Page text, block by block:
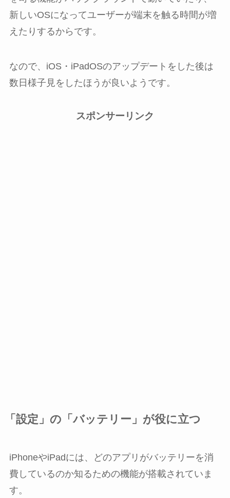
新しいOSになってユーザーが端末を触る時間が増
えたりするからです。
なので、iOS・iPadOSのアップデートをした後は
数日様子見をしたほうが良いようです。
スポンサーリンク
「設定」の「バッテリー」が役に立つ
iPhoneやiPadには、どのアプリがバッテリーを消
費しているのか知るための機能が搭載されていま
す。